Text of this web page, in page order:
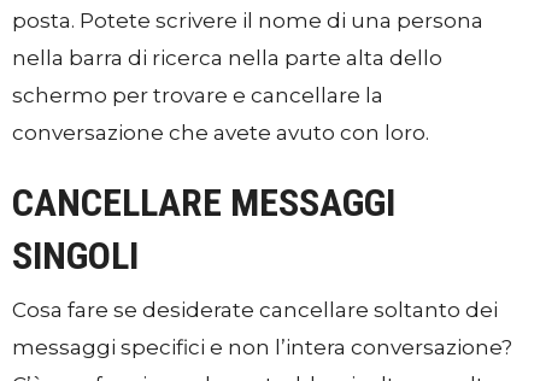
posta. Potete scrivere il nome di una persona
nella barra di ricerca nella parte alta dello
schermo per trovare e cancellare la
conversazione che avete avuto con loro.
CANCELLARE MESSAGGI
SINGOLI
Cosa fare se desiderate cancellare soltanto dei
messaggi specifici e non l’intera conversazione?